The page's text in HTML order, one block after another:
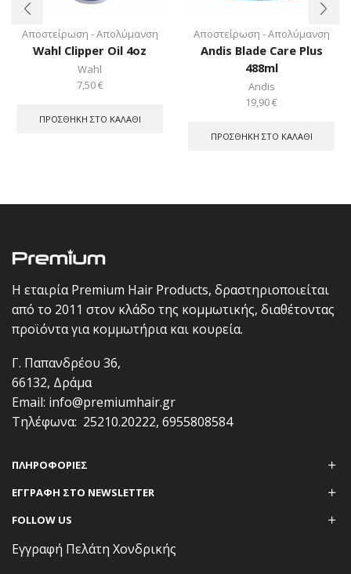
Αποστείρωση - Απολύμανση
Wahl Clipper Oil 4oz
Wahl
7,50€
ΠΡΟΣΘΉΚΗ ΣΤΟ ΚΑΛΆΘΙ
Αποστείρωση - Απολύμανση
Andis Blade Care Plus
488ml
Andis
19,90€
ΠΡΟΣΘΉΚΗ ΣΤΟ ΚΑΛΆΘΙ
Η εταιρία Premium Hair Products, δραστηριοποιείται
από το 2011 στον κλάδο της κομμωτικής, διαθέτοντας
προϊόντα για κομμωτήρια και κουρεία.
Γ. Παπανδρέου 36,
66132, Δράμα
Email: info@premiumhair.gr
Τηλέφωνα: 25210.20222, 6955808584
ΠΛΗΡΟΦΟΡΊΕΣ
ΕΓΓΡΑΦΗ ΣΤΟ NEWSLETTER
FOLLOW US
Εγγραφή Πελάτη Χονδρικής